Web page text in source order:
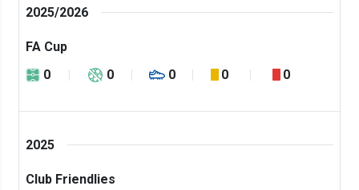
2025/2026
FA Cup
0
0 0 0 0
2025
Club Friendlies